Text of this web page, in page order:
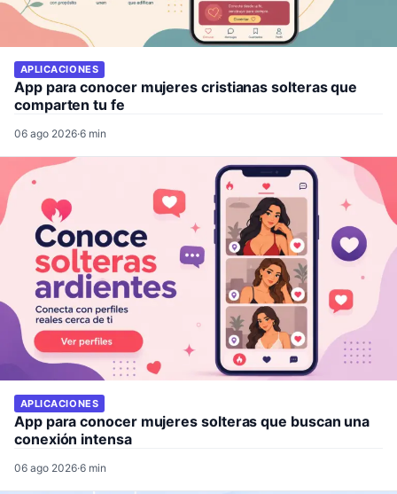
APLICACIONES
App para conocer mujeres cristianas solteras que
comparten tu fe
06 ago 2026·6 min
APLICACIONES
App para conocer mujeres solteras que buscan una
conexión intensa
06 ago 2026·6 min